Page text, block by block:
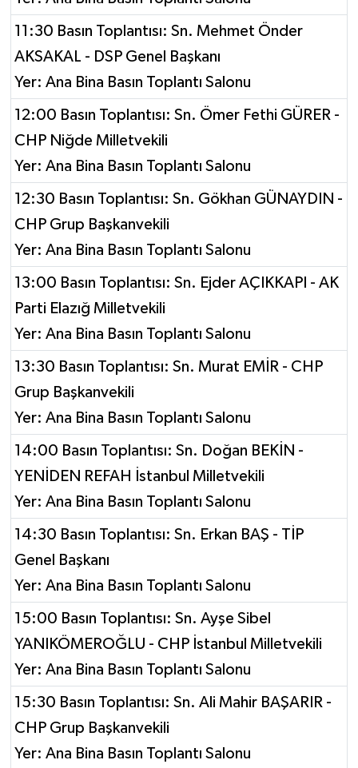
11:30 Basın Toplantısı: Sn. Mehmet Önder
AKSAKAL - DSP Genel Başkanı
Yer: Ana Bina Basın Toplantı Salonu
12:00 Basın Toplantısı: Sn. Ömer Fethi GÜRER -
CHP Niğde Milletvekili
Yer: Ana Bina Basın Toplantı Salonu
12:30 Basın Toplantısı: Sn. Gökhan GÜNAYDIN -
CHP Grup Başkanvekili
Yer: Ana Bina Basın Toplantı Salonu
13:00 Basın Toplantısı: Sn. Ejder AÇIKKAPI - AK
Parti Elazığ Milletvekili
Yer: Ana Bina Basın Toplantı Salonu
13:30 Basın Toplantısı: Sn. Murat EMİR - CHP
Grup Başkanvekili
Yer: Ana Bina Basın Toplantı Salonu
14:00 Basın Toplantısı: Sn. Doğan BEKİN -
YENİDEN REFAH İstanbul Milletvekili
Yer: Ana Bina Basın Toplantı Salonu
14:30 Basın Toplantısı: Sn. Erkan BAŞ - TİP
Genel Başkanı
Yer: Ana Bina Basın Toplantı Salonu
15:00 Basın Toplantısı: Sn. Ayşe Sibel
YANIKÖMEROĞLU - CHP İstanbul Milletvekili
Yer: Ana Bina Basın Toplantı Salonu
15:30 Basın Toplantısı: Sn. Ali Mahir BAŞARIR -
CHP Grup Başkanvekili
Yer: Ana Bina Basın Toplantı Salonu